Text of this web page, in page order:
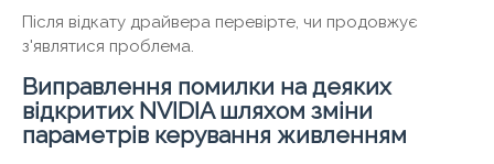
Після відкату драйвера перевірте, чи продовжує
з'являтися проблема.
Виправлення помилки на деяких
відкритих NVIDIA шляхом зміни
параметрів керування живленням